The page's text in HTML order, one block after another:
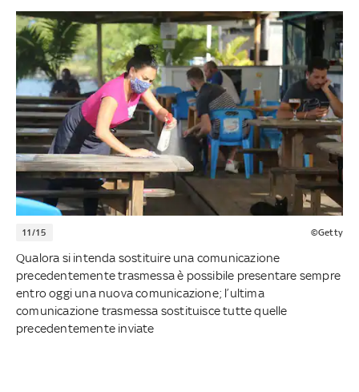
11/15 ©Getty
Qualora si intenda sostituire una comunicazione
precedentemente trasmessa è possibile presentare sempre
entro oggi una nuova comunicazione; l’ultima
comunicazione trasmessa sostituisce tutte quelle
precedentemente inviate